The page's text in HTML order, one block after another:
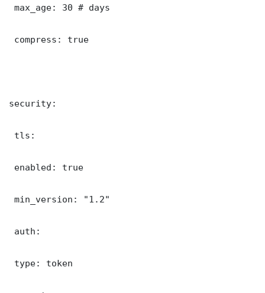
max_age: 30 # days
compress: true
security:
tls:
enabled: true
min_version: "1.2"
auth:
type: token